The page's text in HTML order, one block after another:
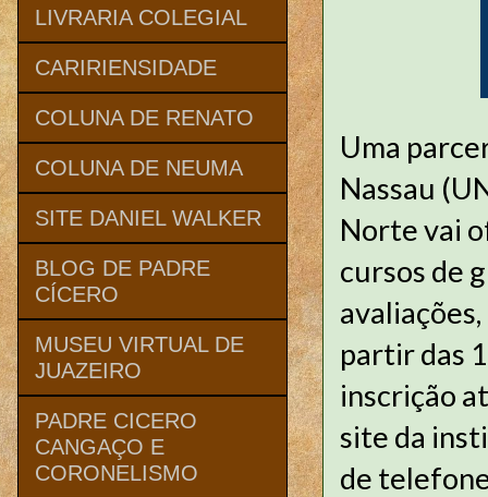
Uma
Nassau
Norte vai
cursos de
partir das
inscrição
site da
de
LIVRARIA COLEGIAL
CARIRIENSIDADE
COLUNA DE RENATO
COLUNA DE NEUMA
SITE DANIEL WALKER
BLOG DE PADRE
CÍCERO
MUSEU VIRTUAL DE
JUAZEIRO
PADRE CICERO
CANGAÇO E
CORONELISMO